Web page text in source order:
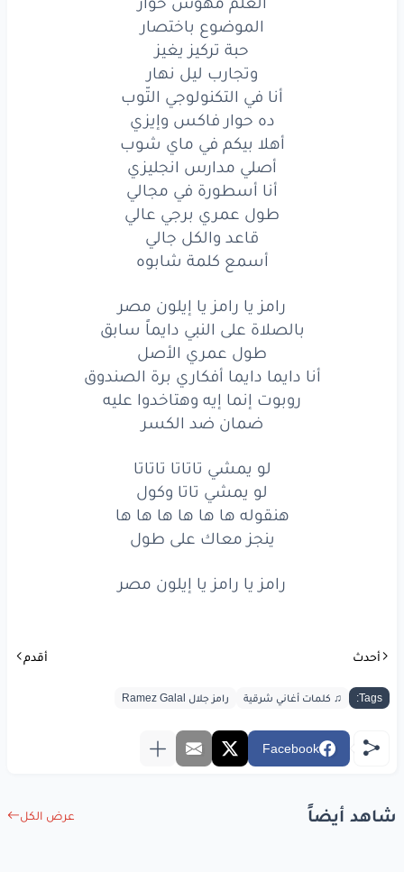
الموضوع باختصار
حبة تركيز يغيز
وتجارب ليل نهار
أنا في التكنولوجي التّوب
ده حوار فاكس وإيزي
أهلا بيكم في ماي شوب
أصلي مدارس انجليزي
أنا أسطورة في مجالي
طول عمري برجي عالي
قاعد والكل جالي
أسمع كلمة شابوه
رامز يا رامز يا إيلون مصر
بالصلاة على النبي دايماً سابق
طول عمري الأصل
أنا دايما دايما أفكاري برة الصندوق
روبوت إنما إيه وهتاخدوا عليه
ضمان ضد الكسر
لو يمشي تاتاتا تاتاتا
لو يمشي تاتا وكول
هنقوله ها ها ها ها ها ها
ينجز معاك على طول
رامز يا رامز يا إيلون مصر
أحدث أقدم
Tags: ♫ كلمات أغاني شرقية رامز جلال Ramez Galal
Facebook
شاهد أيضاً عرض الكل